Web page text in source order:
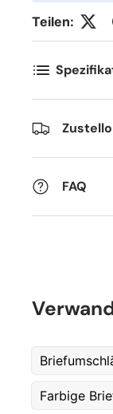
Teilen:
FAQ
Farbige